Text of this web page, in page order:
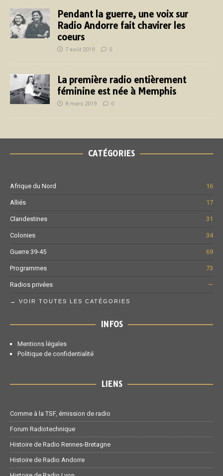
Pendant la guerre, une voix sur
Radio Andorre fait chavirer les
coeurs
7 août 2019 0
La première radio entièrement
féminine est née à Memphis
8 mars 2019 0
CATÉGORIES
Afrique du Nord 16
Alliés 17
Clandestines 31
Colonies 34
Guerre 39-45 69
Programmes 73
Radios privées —
→ VOIR TOUTES LES CATÉGORIES
INFOS
Mentions légales
Politique de confidentialité
LIENS
Comme à la TSF, émission de radio
Forum Radiotechnique
Histoire de Radio Rennes-Bretagne
Histoire de Radio Andorre